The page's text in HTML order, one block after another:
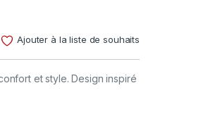
Ajouter à la liste de souhaits
et style. Design inspiré